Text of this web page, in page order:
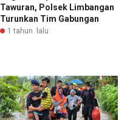
Tawuran, Polsek Limbangan
Turunkan Tim Gabungan
1 tahun lalu